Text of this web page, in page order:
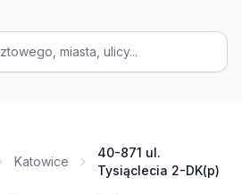
Katowice
40-871 ul.
Tysiąclecia 2-DK(p)